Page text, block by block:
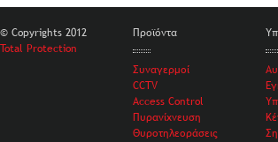
© Copyrights 2012
Total Protection
Προϊόντα
Συναγερμοί
CCTV
Access Control
Πυρανίχνευση
Θυροτηλεοράσεις